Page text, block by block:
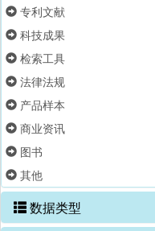
专利文献
科技成果
检索工具
法律法规
产品样本
商业资讯
图书
其他
数据类型